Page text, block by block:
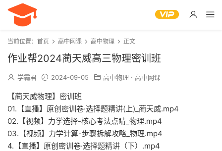
当前位置： 首页 高中网课 高中物理 正文
作业帮2024蔺天威高三物理密训班
学霸君 2024-09-05 高中物理 · 高中网课
【蔺天威物理】密训班
01.【直播】原创密训卷·选择题精讲(上)_蔺天威.mp4
02.【视频】力学选择-核心考法点睛_物理.mp4
03.【视频】力学计算-步骤拆解攻略_物理.mp4
4.【直播】原创密训卷·选择题精讲（下）.mp4